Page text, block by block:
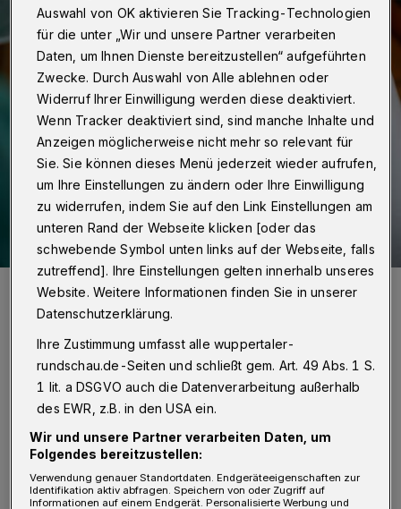
Symbolbild.
D as Impfregister richtet sich
insbesondere an Bürgerinnen und
Bürger im Rheinland, die sich gegen das
Corona-Virus impfen bzw. ihren Immunschutz
Auswahl von OK aktivieren Sie Tracking-Technologien
für die unter „Wir und unsere Partner verarbeiten
Daten, um Ihnen Dienste bereitzustellen“ aufgeführten
Zwecke. Durch Auswahl von Alle ablehnen oder
Widerruf Ihrer Einwilligung werden diese deaktiviert.
Wenn Tracker deaktiviert sind, sind manche Inhalte und
Anzeigen möglicherweise nicht mehr so relevant für
Sie. Sie können dieses Menü jederzeit wieder aufrufen,
um Ihre Einstellungen zu ändern oder Ihre Einwilligung
zu widerrufen, indem Sie auf den Link Einstellungen am
unteren Rand der Webseite klicken [oder das
schwebende Symbol unten links auf der Webseite, falls
zutreffend]. Ihre Einstellungen gelten innerhalb unseres
Website. Weitere Informationen finden Sie in unserer
Datenschutzerklärung.
Ihre Zustimmung umfasst alle wuppertaler-
rundschau.de-Seiten und schließt gem. Art. 49 Abs. 1 S.
1 lit. a DSGVO auch die Datenverarbeitung außerhalb
des EWR, z.B. in den USA ein.
Wir und unsere Partner verarbeiten Daten, um
Folgendes bereitzustellen:
Verwendung genauer Standortdaten. Endgeräteeigenschaften zur
Identifikation aktiv abfragen. Speichern von oder Zugriff auf
Informationen auf einem Endgerät. Personalisierte Werbung und